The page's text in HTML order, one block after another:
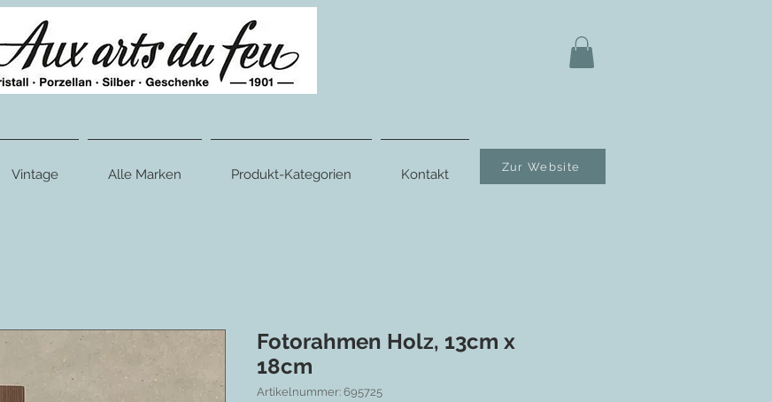
Vintage Alle Marken Produkt-Kategorien Kontakt Zur Website
Fotorahmen Holz, 13cm x
18cm
Artikelnummer: 695725